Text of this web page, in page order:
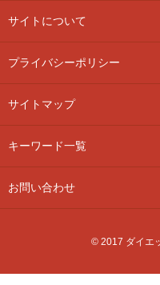
サイトについて
プライバシーポリシー
サイトマップ
キーワード一覧
お問い合わせ
© 2017 ダイエ